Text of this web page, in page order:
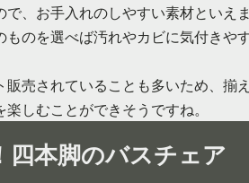
、お手入れのしやすい素材といえま
のを選べば汚れやカビに気付きや
売されていることも多いため、揃
しむことができそうですね。
四本脚のバスチェア